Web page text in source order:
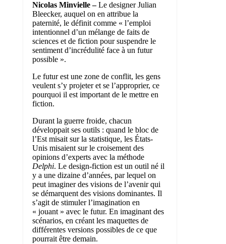
Nicolas Minvielle –Le designer Julian
Bleecker, auquel on en attribue la
paternité, le définit comme « l’emploi
intentionnel d’un mélange de faits de
sciences et de fiction pour suspendre le
sentiment d’incrédulité face à un futur
possible ».
Le futur est une zone de conflit, les gens
veulent s’y projeter et se l’approprier, ce
pourquoi il est important de le mettre en
fiction.
Durant la guerre froide, chacun
développait ses outils : quand le bloc de
l’Est misait sur la statistique, les États-
Unis misaient sur le croisement des
opinions d’experts avec la méthode
Delphi. Le design-fiction est un outil né il
y a une dizaine d’années, par lequel on
peut imaginer des visions de l’avenir qui
se démarquent des visions dominantes. Il
s’agit de stimuler l’imagination en
« jouant » avec le futur. En imaginant des
scénarios, en créant les maquettes de
différentes versions possibles de ce que
pourrait être demain.